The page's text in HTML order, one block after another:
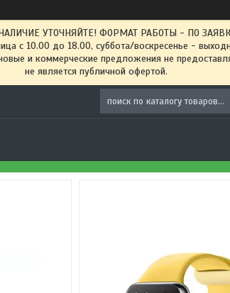
УТОЧНЯЙТЕ! ФОРМАТ РАБОТЫ - ПО
с 10.00 до 18.00, суббота/воскресенье -
и коммерческие предложения не
не является публичной офертой.